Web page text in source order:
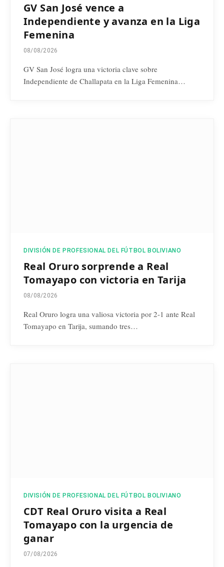
GV San José vence a
Independiente y avanza en la Liga
Femenina
08/08/2026
GV San José logra una victoria clave sobre
Independiente de Challapata en la Liga Femenina…
DIVISIÓN DE PROFESIONAL DEL FÚTBOL BOLIVIANO
Real Oruro sorprende a Real
Tomayapo con victoria en Tarija
08/08/2026
Real Oruro logra una valiosa victoria por 2-1 ante Real
Tomayapo en Tarija, sumando tres…
DIVISIÓN DE PROFESIONAL DEL FÚTBOL BOLIVIANO
CDT Real Oruro visita a Real
Tomayapo con la urgencia de
ganar
07/08/2026